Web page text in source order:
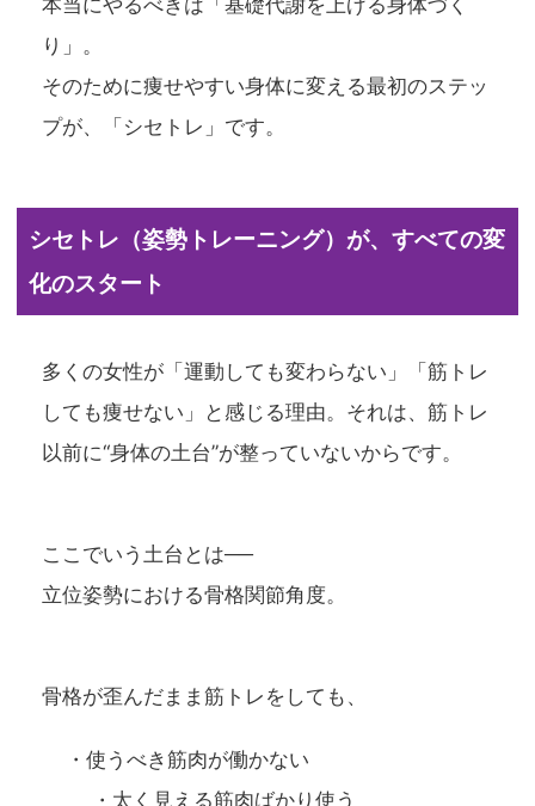
本当にやるべきは「基礎代謝を上げる身体づく
り」。
そのために痩せやすい身体に変える最初のステッ
プが、「シセトレ」です。
シセトレ（姿勢トレーニング）が、すべての変
化のスタート
多くの女性が「運動しても変わらない」「筋トレ
しても痩せない」と感じる理由。それは、筋トレ
以前に“身体の土台”が整っていないからです。
ここでいう土台とは──
立位姿勢における骨格関節角度。
骨格が歪んだまま筋トレをしても、
・使うべき筋肉が働かない
・太く見える筋肉ばかり使う